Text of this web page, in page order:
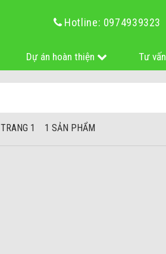
Hotline: 0974939323
Dự án hoàn thiện Tư vấn
TRANG 1 1 SẢN PHẨM